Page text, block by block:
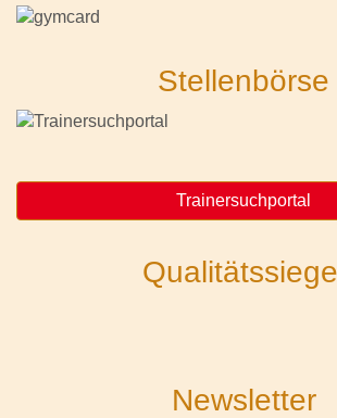
Stellenbörse
Trainersuchportal
Newsletter